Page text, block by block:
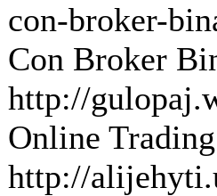
con-broker-
Con Broker
http://
Online
http://